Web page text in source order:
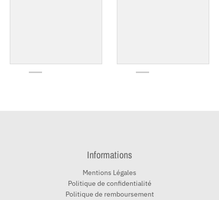
Informations
Mentions Légales
Politique de confidentialité
Politique de remboursement